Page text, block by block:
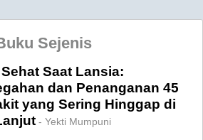
Sejenis
Saat Lansia:
dan Penanganan 45
yang Sering Hinggap di
- Yekti Mumpuni